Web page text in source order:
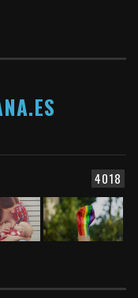
4018